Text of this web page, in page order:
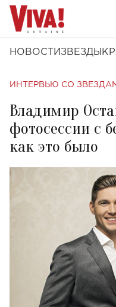
НОВОСТИ ЗВЕЗДЫ
ИНТЕРВЬЮ СО
Владимир
фотосессии с
как это было